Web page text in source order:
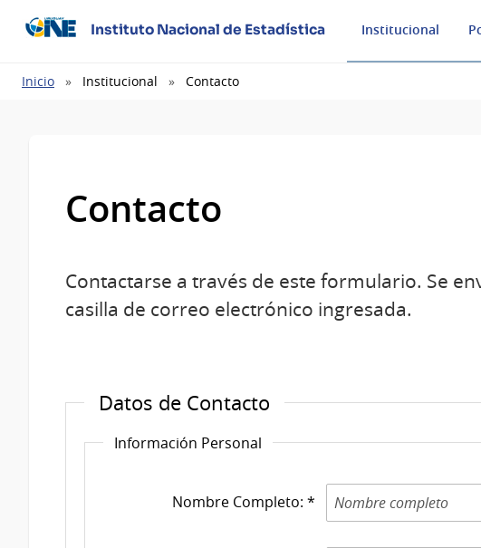
Instituto Nacional de Estadística Institucional
Ruta
Inicio Institucional Contacto
Contacto
Contactarse a través de este formulario. Se
casilla de correo electrónico ingresada.
Datos de Contacto
Información Personal
Nombre Completo: *